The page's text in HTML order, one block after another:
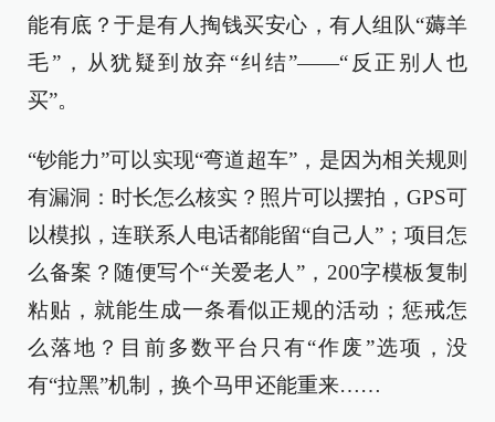
能有底？于是有人掏钱买安心，有人组队“薅羊
毛”，从犹疑到放弃“纠结”——“反正别人也
买”。
“钞能力”可以实现“弯道超车”，是因为相关规则
有漏洞：时长怎么核实？照片可以摆拍，GPS可
以模拟，连联系人电话都能留“自己人”；项目怎
么备案？随便写个“关爱老人”，200字模板复制
粘贴，就能生成一条看似正规的活动；惩戒怎
么落地？目前多数平台只有“作废”选项，没
有“拉黑”机制，换个马甲还能重来……